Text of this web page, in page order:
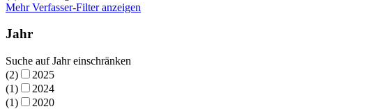
Mehr Verfasser-Filter anzeigen
Jahr
Suche auf Jahr einschränken
(2)
2025
(1)
2024
(1)
2020